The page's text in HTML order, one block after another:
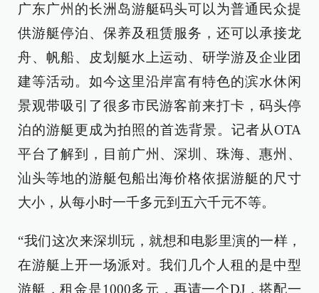
广东广州的长洲岛游艇码头可以为普通民众提
供游艇停泊、保养及租赁服务，还可以承接龙
舟、帆船、皮划艇水上运动、研学游及企业团
建等活动。如今这里沿岸富有特色的滨水休闲
景观带吸引了很多市民游客前来打卡，码头停
泊的游艇更成为拍照的首选背景。记者从OTA
平台了解到，目前广州、深圳、珠海、惠州、
汕头等地的游艇包船出海价格依据游艇的尺寸
大小，从每小时一千多元到五六千元不等。
“我们这次来深圳玩，就想和电影里演的一样，
在游艇上开一场派对。我们几个人租的是中型
游艇，租金是1000多元，再请一个DJ，搭配一